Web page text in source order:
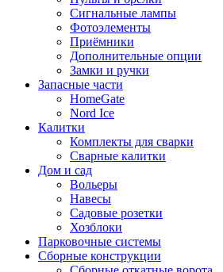
Сигнальные лампы
Фотоэлементы
Приёмники
Дополнительные опции
Замки и ручки
Запасные части
HomeGate
Nord Ice
Калитки
Комплекты для сварки
Сварные калитки
Дом и сад
Вольеры
Навесы
Садовые розетки
Хозблоки
Парковочные системы
Сборные конструкции